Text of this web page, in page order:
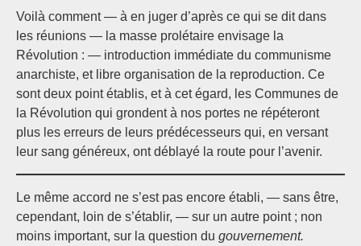
Voilà comment — à en juger d’après ce qui se dit dans
les réunions — la masse prolétaire envisage la
Révolution : — introduction immédiate du communisme
anarchiste, et libre organisation de la reproduction. Ce
sont deux point établis, et à cet égard, les Communes de
la Révolution qui grondent à nos portes ne répéteront
plus les erreurs de leurs prédécesseurs qui, en versant
leur sang généreux, ont déblayé la route pour l’avenir.
Le même accord ne s’est pas encore établi, — sans être,
cependant, loin de s’établir, — sur un autre point ; non
moins important, sur la question du gouvernement.